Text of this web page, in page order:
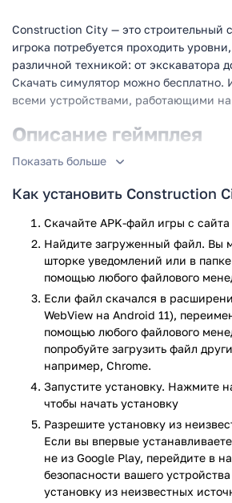
Construction City — это строительный
игрока потребуется проходить
различной техникой: от экскаватора
Скачать симулятор можно бесплатно.
всеми устройствами, работающими
Описание геймплея
Разработчики головоломки
них игрока будет ждать определенное
выполнив его пользователь сможет
Итак, одни уровни будут требовать
строительной площадки. Лишь убрав
можно начать стройку. Часто от
перевезти грузы. Их необходимо
а потом доставить в нужное место.
Другие уровни потребуют от геймера
радиоактивных отходов. Чтобы
перечисленные задачи, игрок может
использовать следующую технику:
экскаваторов;
кранов;
погрузчиков;
тракторов; грузовиков.
Показать больше
Как установить Construction
Скачайте APK-файл игры с
Найдите загруженный файл. Вы
шторке уведомлений или в
помощью любого файлового
Если файл скачался в
WebView на Android 11),
помощью любого файлового
попробуйте загрузить файл
например, Chrome.
Запустите установку. Нажмите
чтобы начать установку
Разрешите установку из
Если вы впервые
не из Google Play, перейдите в
безопасности вашего
установку из неизвестных